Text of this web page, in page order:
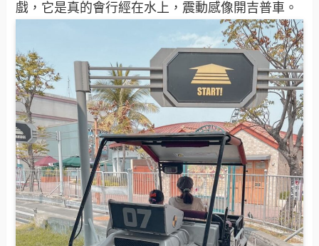
戲，它是真的會行經在水上，震動感像開吉普車。